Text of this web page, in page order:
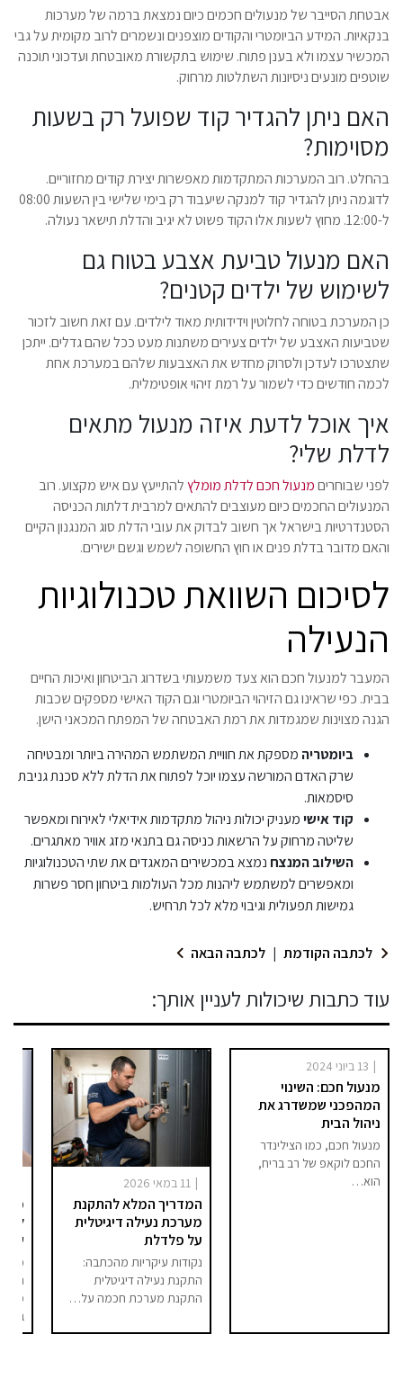
אבטחת הסייבר של מנעולים חכמים כיום נמצאת ברמה של מערכות
בנקאיות. המידע הביומטרי והקודים מוצפנים ונשמרים לרוב מקומית על גבי
המכשיר עצמו ולא בענן פתוח. שימוש בתקשורת מאובטחת ועדכוני תוכנה
שוטפים מונעים ניסיונות השתלטות מרחוק.
האם ניתן להגדיר קוד שפועל רק בשעות
מסוימות?
בהחלט. רוב המערכות המתקדמות מאפשרות יצירת קודים מחזוריים.
לדוגמה ניתן להגדיר קוד למנקה שיעבוד רק בימי שלישי בין השעות 08:00
ל-12:00. מחוץ לשעות אלו הקוד פשוט לא יגיב והדלת תישאר נעולה.
האם מנעול טביעת אצבע בטוח גם
לשימוש של ילדים קטנים?
כן המערכת בטוחה לחלוטין וידידותית מאוד לילדים. עם זאת חשוב לזכור
שטביעות האצבע של ילדים צעירים משתנות מעט ככל שהם גדלים. ייתכן
שתצטרכו לעדכן ולסרוק מחדש את האצבעות שלהם במערכת אחת
לכמה חודשים כדי לשמור על רמת זיהוי אופטימלית.
איך אוכל לדעת איזה מנעול מתאים
לדלת שלי?
לפני שבוחריםמנעול חכם לדלת מומלץלהתייעץ עם איש מקצוע. רוב
המנעולים החכמים כיום מעוצבים להתאים למרבית דלתות הכניסה
הסטנדרטיות בישראל אך חשוב לבדוק את עובי הדלת סוג המנגנון הקיים
והאם מדובר בדלת פנים או חוץ החשופה לשמש וגשם ישירים.
לסיכום השוואת טכנולוגיות
הנעילה
המעבר למנעול חכם הוא צעד משמעותי בשדרוג הביטחון ואיכות החיים
בבית. כפי שראינו גם הזיהוי הביומטרי וגם הקוד האישי מספקים שכבות
הגנה מצוינות שמגמדות את רמת האבטחה של המפתח המכאני הישן.
ביומטריה מספקת את חוויית המשתמש המהירה ביותר ומבטיחה
שרק האדם המורשה עצמו יוכל לפתוח את הדלת ללא סכנת גניבת
סיסמאות.
קוד אישימעניק יכולות ניהול מתקדמות אידיאלי לאירוח ומאפשר
שליטה מרחוק על הרשאות כניסה גם בתנאי מזג אוויר מאתגרים.
השילוב המנצח נמצא במכשירים המאגדים את שתי הטכנולוגיות
ומאפשרים למשתמש ליהנות מכל העולמות ביטחון חסר פשרות
גמישות תפעולית וגיבוי מלא לכל תרחיש.
לכתבה הקודמת | לכתבה הבאה
עוד כתבות שיכולות לעניין אותך:
| 13 ביוני 2024
מנעול חכם: השינוי
המהפכני שמשדרג את
ניהול הבית
מנעול חכם, כמו הצילינדר
החכם לוקאפ של רב בריח,
הוא…
| 11 במאי 2026
המדריך המלא להתקנת
מערכת נעילה דיגיטלית
על פלדלת
נקודות עיקריות מהכתבה:
התקנת נעילה דיגיטלית
התקנת מערכת חכמה על…
הזה